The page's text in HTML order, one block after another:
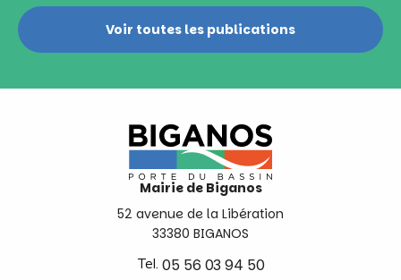
Voir toutes les publications
Mairie de Biganos
52 avenue de la Libération
33380 BIGANOS
Tel. 05 56 03 94 50